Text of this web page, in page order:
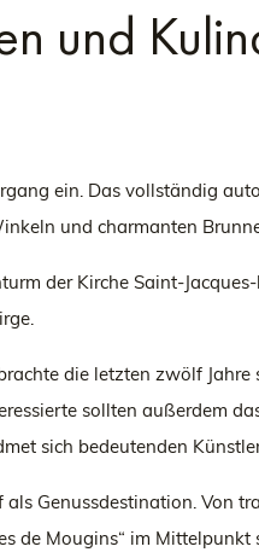
und
ein. Das vollständig
und charmanten
der Kirche Saint-
die letzten zwölf
sollten außerdem
sich bedeutenden
Genussdestination. Von
de Mougins“ im Mittelpunkt